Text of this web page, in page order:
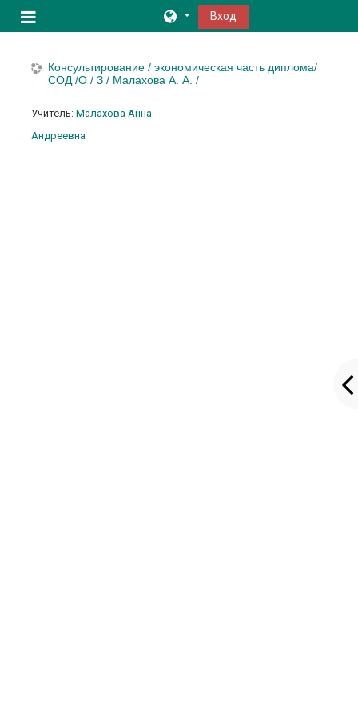
Боковая панель
Вход
Консультирование / экономическая часть диплома/
СОД /О / З / Малахова А. А. /
Учитель:Малахова Анна
Андреевна